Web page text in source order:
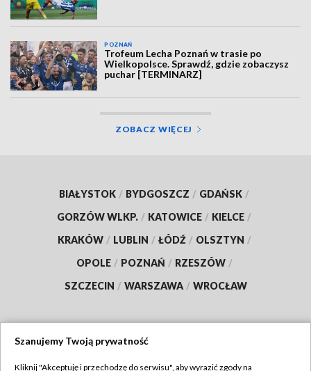
POZNAŃ
Trofeum Lecha Poznań w trasie po
Wielkopolsce. Sprawdź, gdzie zobaczysz
puchar [TERMINARZ]
ZOBACZ WIĘCEJ
BIAŁYSTOK / BYDGOSZCZ / GDAŃSK /
GORZÓW WLKP. / KATOWICE / KIELCE /
KRAKÓW / LUBLIN / ŁÓDŹ / OLSZTYN /
OPOLE / POZNAŃ / RZESZÓW /
SZCZECIN / WARSZAWA / WROCŁAW
Szanujemy Twoją prywatność
Kliknij "Akceptuję i przechodzę do serwisu", aby wyrazić zgody na